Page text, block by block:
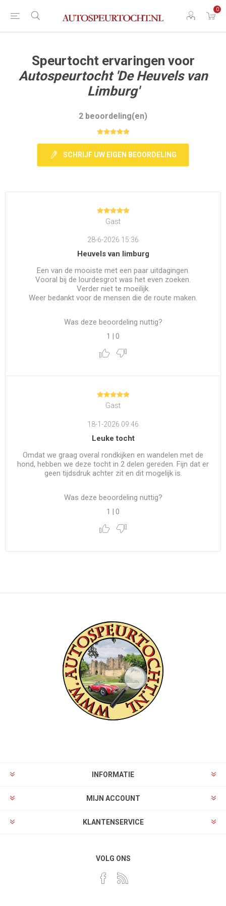
0
Speurtocht ervaringen voor
Autospeurtocht 'De Heuvels van
Limburg'
2 beoordeling(en)
SCHRIJF UW EIGEN BEOORDELING
Gast
28-6-2026 15:36
Heuvels van limburg
Een van de mooiste met een paar uitdagingen.
Vooral bij de lourdesgrot was het even zoeken.
Verder niet te moeilijk.
Weer bedankt voor de mensen die de route maken.
Was deze beoordeling nuttig?
1
0
Gast
18-1-2026 09:46
Leuke tocht
Omdat we graag overal rondkijken en wandelen met de
hond, hebben we deze tocht in 2 delen gereden. Fijn dat er
geen tijdsdruk achter zit en dit mogelijk is.
Was deze beoordeling nuttig?
1 | 0
INFORMATIE
MIJN ACCOUNT
KLANTENSERVICE
VOLG ONS